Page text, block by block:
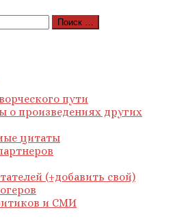
Поиск …
пути
о произведениях других
цитаты
(+добавить свой)
и СМИ